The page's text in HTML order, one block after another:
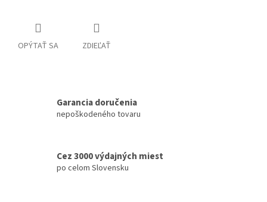
OPÝTAŤ SA ZDIEĽAŤ
Garancia doručenia
nepoškodeného tovaru
Cez 3000 výdajných miest
po celom Slovensku